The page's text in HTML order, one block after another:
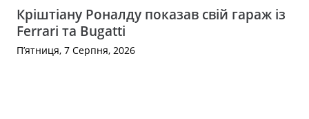
Кріштіану Роналду показав свій гараж із
Ferrari та Bugatti
П’ятниця, 7 Серпня, 2026